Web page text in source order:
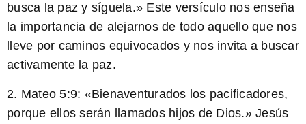
busca la paz y síguela.» Este versículo nos enseña
la importancia de alejarnos de todo aquello que nos
lleve por caminos equivocados y nos invita a buscar
activamente la paz.
2. Mateo 5:9: «Bienaventurados los pacificadores,
porque ellos serán llamados hijos de Dios.» Jesús